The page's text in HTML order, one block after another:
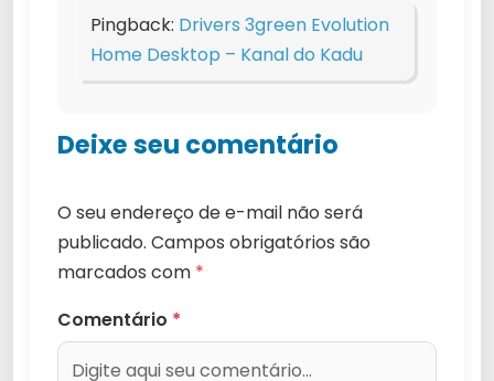
Pingback: Drivers 3green Evolution
Home Desktop – Kanal do Kadu
Deixe seu comentário
O seu endereço de e-mail não será
publicado. Campos obrigatórios são
marcados com *
Comentário *